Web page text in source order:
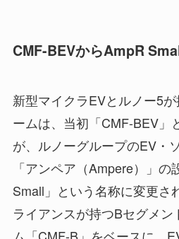
CMF-BEVからAmpR
新型マイクラEVとルノー5
ームは、当初「CMF-BEV」
が、ルノーグループのEV・
「アンペア（Ampere）」
Small」という名称に変更さ
ライアンスが持つBセグメ
ム「CMF-B」をベースに、